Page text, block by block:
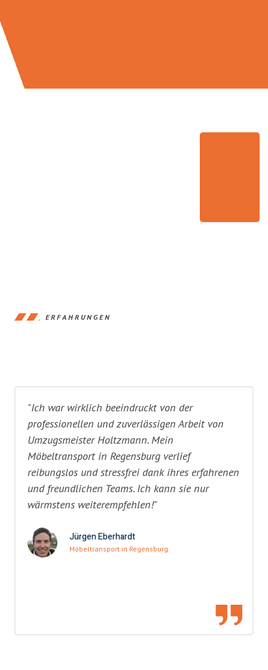
ERFAHRUNGEN
"Ich war wirklich beeindruckt von der
professionellen und zuverlässigen Arbeit von
Umzugsmeister Holtzmann. Mein
Möbeltransport in Regensburg verlief
reibungslos und stressfrei dank ihres erfahrenen
und freundlichen Teams. Ich kann sie nur
wärmstens weiterempfehlen!"
Jürgen Eberhardt
Möbeltransport in Regensburg